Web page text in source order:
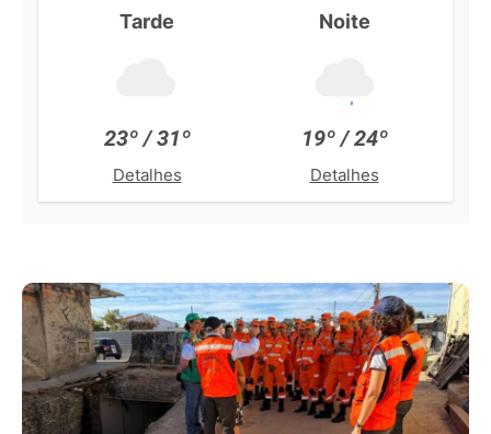
Tarde
23º / 31º
Detalhes
Noite
19º / 24º
Detalhes